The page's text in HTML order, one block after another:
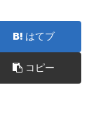
はてブ
コピー